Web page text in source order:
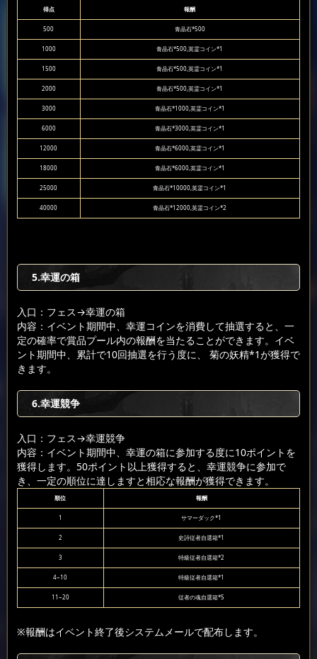
得点 報酬
500 青晶石*500
1000 青晶石*500,英霊コイン*1
1500 青晶石*500,英霊コイン*1
2000 青晶石*500,英霊コイン*1
3000 青晶石*1000,英霊コイン*1
6000 青晶石*3000,英霊コイン*1
12000 青晶石*6000,英霊コイン*1
18000 青晶石*6000,英霊コイン*1
25000 青晶石*10000,英霊コイン*1
40000 青晶石*12000,英霊コイン*2
5.幸運の箱
入口：フェス→幸運の箱
内容：イベント期間中、幸運コインを消費して抽選すると、一
定の確率で賞品プール内の報酬を当たることができます。イベ
ント期間中、累計で10回抽選を行う度に、 菊の妖精*1が獲得で
きます。
6.幸運競争
入口：フェス→幸運競争
内容：イベント期間中、幸運の箱に参加する度に10ポイントを
獲得します。50ポイント以上獲得すると、幸運競争に参加で
き、一定の順位に達しますと相応な報酬が獲得できます。
順位 報酬
1 サマーダック*1
2 史詩従者自選箱*1
3 特級従者自選箱*2
4~10 特級従者自選箱*1
11~20 従者の魂自選箱*5
※報酬はイベント終了後システムメールで配布します。